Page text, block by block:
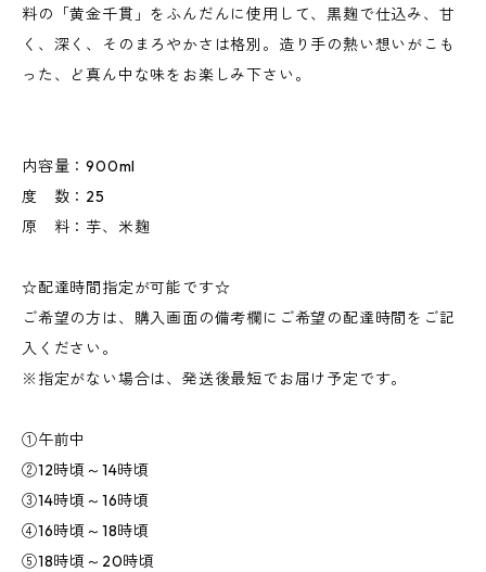
料の「黄金千貫」をふんだんに使用して、黒麹で仕込み、甘
く、深く、そのまろやかさは格別。造り手の熱い想いがこも
った、ど真ん中な味をお楽しみ下さい。
内容量：900ml
度 数：25
原 料：芋、米麹
☆配達時間指定が可能です☆
ご希望の方は、購入画面の備考欄にご希望の配達時間をご記
入ください。
※指定がない場合は、発送後最短でお届け予定です。
①午前中
②12時頃～14時頃
③14時頃～16時頃
④16時頃～18時頃
⑤18時頃～20時頃